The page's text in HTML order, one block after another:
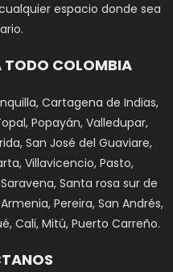
espacio donde sea
TODO COLOMBIA
Cartagena de Indias,
Popayán, Valledupar,
San José del Guaviare,
Villavicencio, Pasto,
Santa rosa sur de
Pereira, San Andrés,
Cali, Mitú, Puerto Carreño.